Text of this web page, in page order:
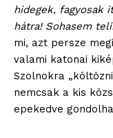
hidegek, fagyosak
hátra! Sohasem
mi, azt persze
valami katonai
Szolnokra
nemcsak a kis
epekedve